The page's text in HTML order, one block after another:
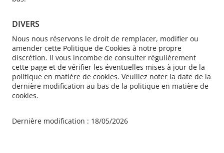
DIVERS
Nous nous réservons le droit de remplacer, modifier ou
amender cette Politique de Cookies à notre propre
discrétion. Il vous incombe de consulter régulièrement
cette page et de vérifier les éventuelles mises à jour de la
politique en matière de cookies. Veuillez noter la date de la
dernière modification au bas de la politique en matière de
cookies.
Dernière modification : 18/05/2026